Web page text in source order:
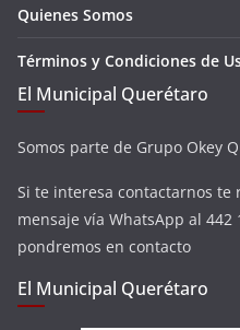
Quienes Somos
Términos y Condiciones de
El Municipal Querétaro
Somos parte de Grupo Okey
Si te interesa contactarnos te
mensaje vía WhatsApp al 442
pondremos en contacto
El Municipal Querétaro